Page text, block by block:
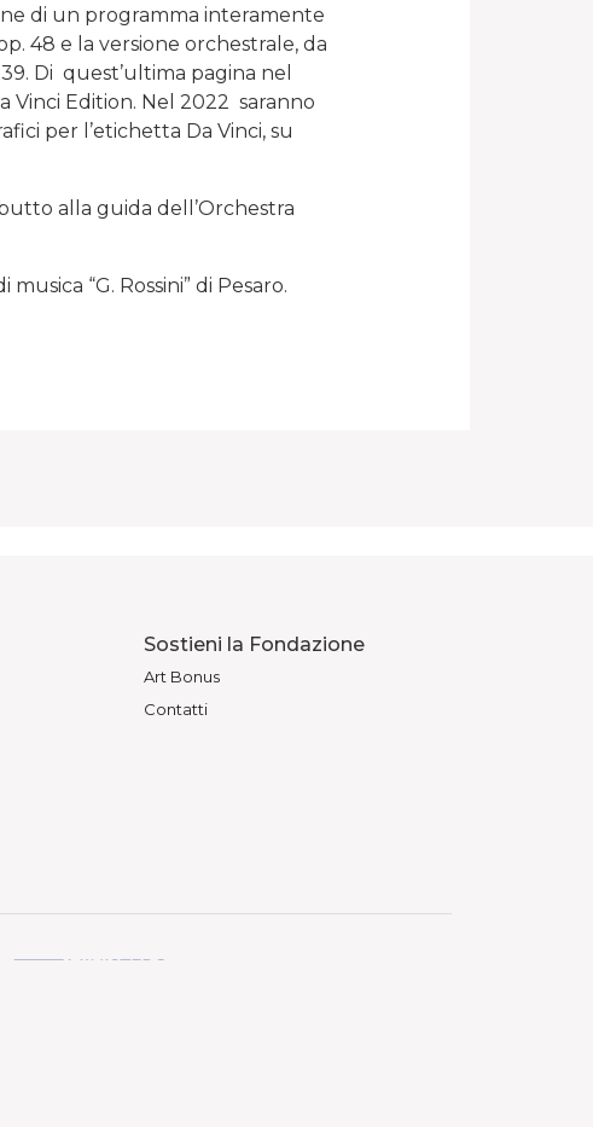
di un programma interamente
48 e la versione orchestrale, da
Di quest’ultima pagina nel
Vinci Edition. Nel 2022 saranno
per l’etichetta Da Vinci, su
alla guida dell’Orchestra
“G. Rossini” di Pesaro.
Sostieni la Fondazione
Art Bonus
Contatti